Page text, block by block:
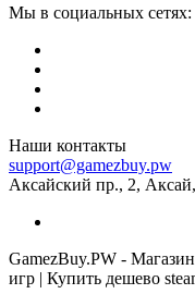
Мы в социальных сетях:
Наши контакты
support@gamezbuy.pw
Аксайский пр., 2,
GamezBuy.PW -
игр | Купить дешево